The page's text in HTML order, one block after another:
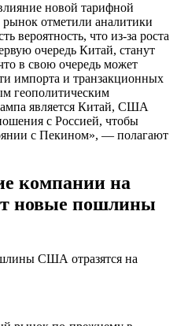
новой тарифной
отметили аналитики
вероятность, что из-за роста
очередь Китай, станут
в свою очередь может
импорта и транзакционных
геополитическим
является Китай, США
с Россией, чтобы
с Пекином», — полагают
компании на
новые пошлины